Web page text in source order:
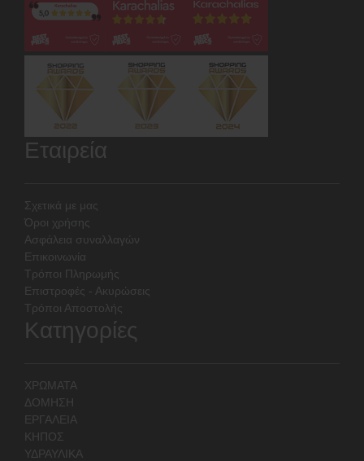
Εταιρεία
Σχετικά με μας
Όροι χρήσης
Ασφάλεια συναλλαγών
Επικοινωνία
Τρόποι Πληρωμής
Επιστροφές - Ακυρώσεις
Τρόποι Αποστολής
Κατηγορίες
ΧΡΩΜΑΤΑ
ΔΟΜΗΣΗ
ΕΡΓΑΛΕΙΑ
ΚΗΠΟΣ
ΥΔΡΑΥΛΙΚΑ